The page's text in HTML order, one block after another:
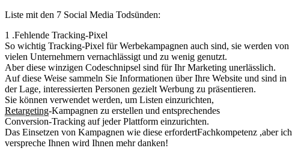
Liste mit den 7 Social Media Todsünden:
1 .Fehlende Tracking-Pixel
So wichtig Tracking-Pixel für Werbekampagnen auch sind, sie werden von
vielen Unternehmern vernachlässigt und zu wenig genutzt.
Aber diese winzigen Codeschnipsel sind für Ihr Marketing unerlässlich.
Auf diese Weise sammeln Sie Informationen über Ihre Website und sind in
der Lage, interessierten Personen gezielt Werbung zu präsentieren.
Sie können verwendet werden, um Listen einzurichten,
Retargeting-Kampagnen zu erstellen und entsprechendes
Conversion-Tracking auf jeder Plattform einzurichten.
Das Einsetzen von Kampagnen wie diese erfordertFachkompetenz ,aber ich
verspreche Ihnen wird Ihnen mehr danken!